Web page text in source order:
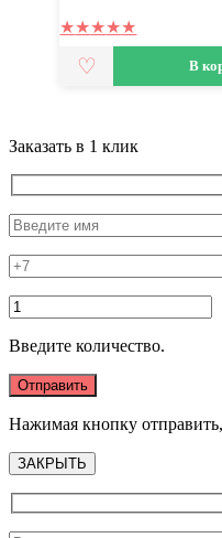
★★★★★
В
Заказать в 1 клик
Введите количество.
Нажимая кнопку
ЗАКРЫТЬ